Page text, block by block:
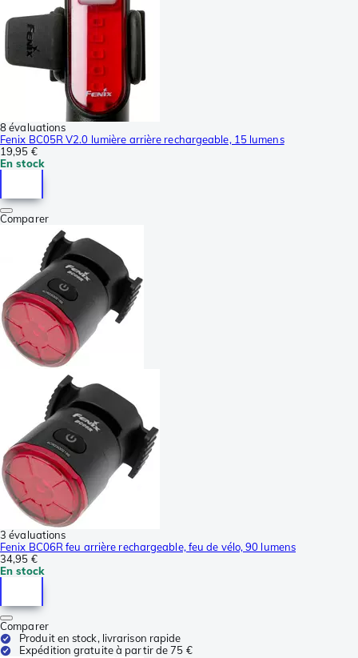
8 évaluations
Fenix BC05R V2.0 lumière arrière rechargeable, 15 lumens
19,95 €
En stock
Comparer
3 évaluations
Fenix BC06R feu arrière rechargeable, feu de vélo, 90 lumens
34,95 €
En stock
Comparer
Produit en stock, livrarison rapide
Expédition gratuite à partir de 75 €